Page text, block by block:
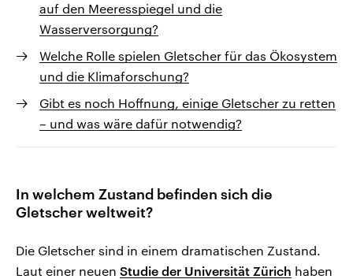
auf den Meeresspiegel und die
Wasserversorgung?
Welche Rolle spielen Gletscher für das Ökosystem
und die Klimaforschung?
Gibt es noch Hoffnung, einige Gletscher zu retten
– und was wäre dafür notwendig?
In welchem Zustand befinden sich die
Gletscher weltweit?
Die Gletscher sind in einem dramatischen Zustand.
Laut einer neuen Studie der Universität Zürich haben